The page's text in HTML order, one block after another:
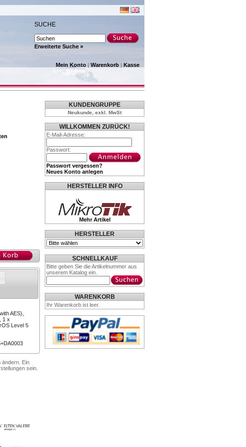
SUCHE
Erweiterte Suche »
Mein Konto | Warenkorb | Kasse
AES),
1 x
Level 5
ändern. Ein
sein.
KUNDENGRUPPE
Neukunde, exkl. MwSt
WILLKOMMEN ZURÜCK!
E-Mail-Adresse:
Passwort:
Passwort vergessen?
Neues Konto anlegen
HERSTELLER INFO
Mehr Artikel
HERSTELLER
SCHNELLKAUF
Bitte geben Sie die Artikelnummer aus
unserem Katalog ein.
WARENKORB
Ihr Warenkorb ist leer.